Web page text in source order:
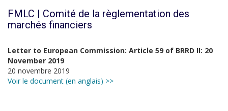
FMLC | Comité de la règlementation des
marchés financiers
Letter to European Commission: Article 59 of BRRD II: 20
November 2019
20 novembre 2019
Voir le document (en anglais) >>